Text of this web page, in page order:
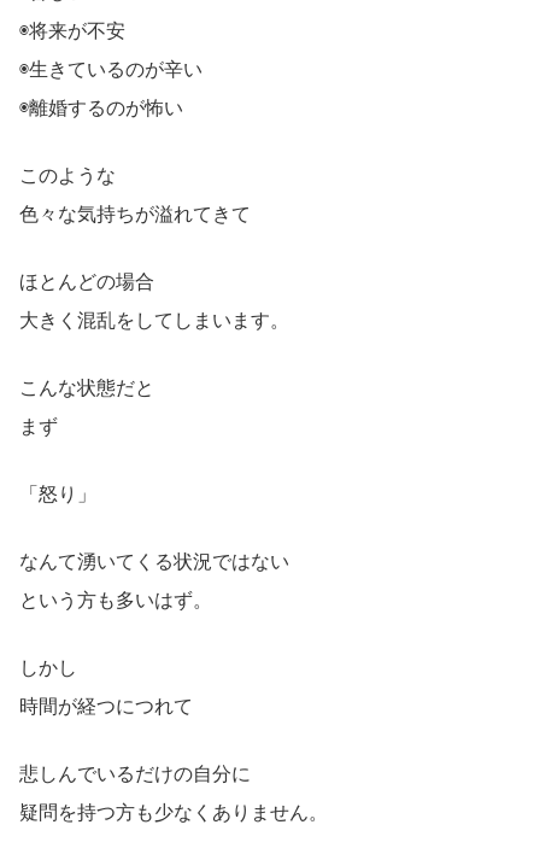
◉将来が不安
◉生きているのが辛い
◉離婚するのが怖い
このような
色々な気持ちが溢れてきて
ほとんどの場合
大きく混乱をしてしまいます。
こんな状態だと
まず
「怒り」
なんて湧いてくる状況ではない
という方も多いはず。
しかし
時間が経つにつれて
悲しんでいるだけの自分に
疑問を持つ方も少なくありません。